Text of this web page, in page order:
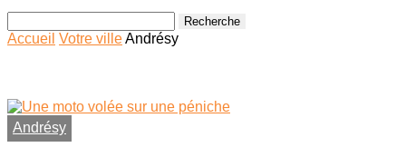
Accueil Votre villeAndrésy
Andrésy